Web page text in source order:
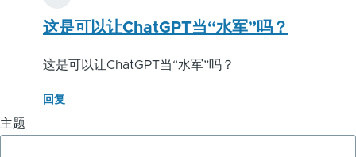
评
论
这是可以让ChatGPT当“水军”吗？
这是可以让ChatGPT当“水军”吗？
回复
主题